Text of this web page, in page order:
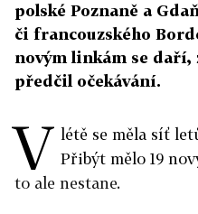
polské Poznaně a
či francouzského
novým linkám se daří,
předčil očekávání.
V létě se měla síť
Přibýt mělo 19
to ale nestane.